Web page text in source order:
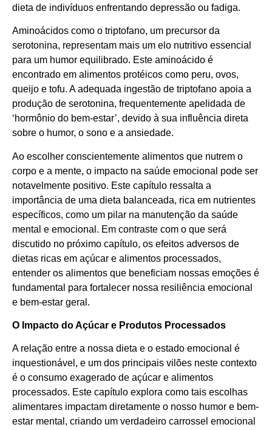
dieta de indivíduos enfrentando depressão ou fadiga.
Aminoácidos como o triptofano, um precursor da
serotonina, representam mais um elo nutritivo essencial
para um humor equilibrado. Este aminoácido é
encontrado em alimentos protéicos como peru, ovos,
queijo e tofu. A adequada ingestão de triptofano apoia a
produção de serotonina, frequentemente apelidada de
‘hormônio do bem-estar’, devido à sua influência direta
sobre o humor, o sono e a ansiedade.
Ao escolher conscientemente alimentos que nutrem o
corpo e a mente, o impacto na saúde emocional pode ser
notavelmente positivo. Este capítulo ressalta a
importância de uma dieta balanceada, rica em nutrientes
específicos, como um pilar na manutenção da saúde
mental e emocional. Em contraste com o que será
discutido no próximo capítulo, os efeitos adversos de
dietas ricas em açúcar e alimentos processados,
entender os alimentos que beneficiam nossas emoções é
fundamental para fortalecer nossa resiliência emocional
e bem-estar geral.
O Impacto do Açúcar e Produtos Processados
A relação entre a nossa dieta e o estado emocional é
inquestionável, e um dos principais vilões neste contexto
é o consumo exagerado de açúcar e alimentos
processados. Este capítulo explora como tais escolhas
alimentares impactam diretamente o nosso humor e bem-
estar mental, criando um verdadeiro carrossel emocional